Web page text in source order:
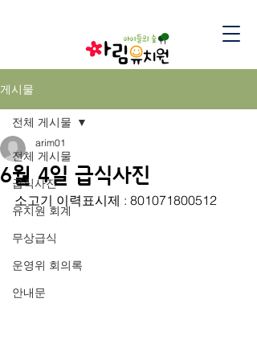
게시물
전체 게시물
급식사진
유치원 회계
무상급식
운영위 회의록
안내문
전체 게시물
6월 4일 급식사진
arim01
소고기 이력표시제 : 801071800512